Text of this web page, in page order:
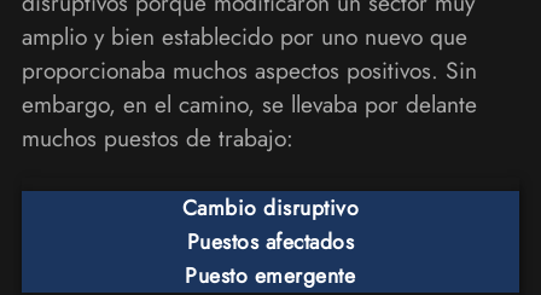
amplio y bien establecido por uno nuevo que
proporcionaba muchos aspectos positivos. Sin
embargo, en el camino, se llevaba por delante
muchos puestos de trabajo:
Cambio disruptivo
Puestos afectados
Puesto emergente